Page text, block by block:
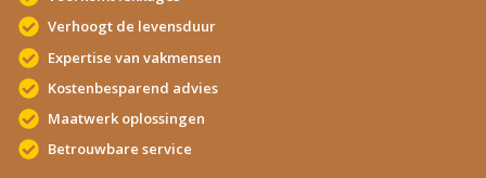
Verhoogt de levensduur
Expertise van vakmensen
Kostenbesparend advies
Maatwerk oplossingen
Betrouwbare service